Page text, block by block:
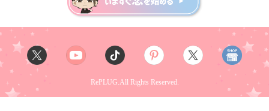
RePLUG.All Rights Reserved.